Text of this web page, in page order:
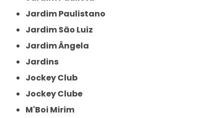
Jardim Paulistano
Jardim São Luiz
Jardim Ângela
Jardins
Jockey Club
Jockey Clube
M'Boi Mirim